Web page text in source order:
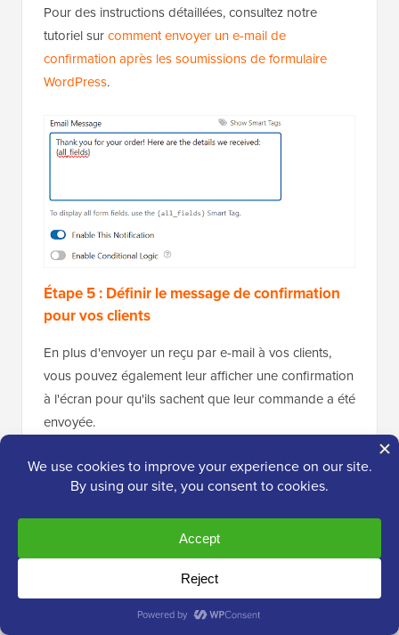
Pour des instructions détaillées, consultez notre
tutoriel surcomment envoyer un e-mail de
confirmation après les soumissions de formulaire
WordPress.
Étape 5 : Définir le message de confirmation
pour vos clients
En plus d'envoyer un reçu par e-mail à vos clients,
vous pouvez également leur afficher une confirmation
à l'écran pour qu'ils sachent que leur commande a été
envoyée.
Vous pouvez faire cela sous l'ongletParamètres »
Confirmation
La confirmation par défaut indique : « Merci de nous
avoir contactés ! Nous vous répondrons sous peu. »